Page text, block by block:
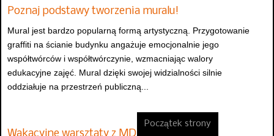
Poznaj podstawy tworzenia muralu!
Mural jest bardzo popularną formą artystyczną. Przygotowanie
graffiti na ścianie budynku angażuje emocjonalnie jego
współtwórców i współtwórczynie, wzmacniając walory
edukacyjne zajęć. Mural dzięki swojej widzialności silnie
oddziałuje na przestrzeń publiczną...
Początek strony